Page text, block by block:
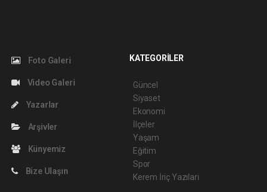
Foto Galeri
Video Galeri
Yazarlar
Arşivler
Künyemiz
Bize Ulaşın
KATEGORİLER
Güncel
Siyaset
Ekonomi
İlçeler
Yaşam
Eğitim
Spor
Kerem İriç Yazıları